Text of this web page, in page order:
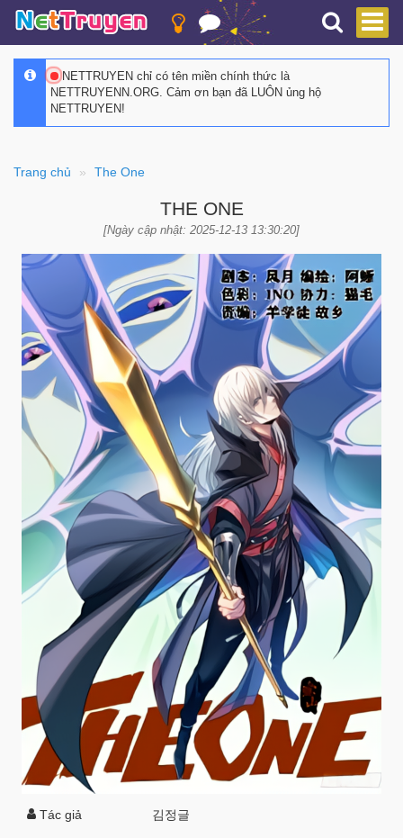
NETTRUYEN chỉ có tên miền chính thức là
NETTRUYENN.ORG. Cảm ơn bạn đã LUÔN ủng hộ
NETTRUYEN!
Trang chủ The One
THE ONE
[Ngày cập nhật: 2025-12-13 13:30:20]
Tác giả 김정글